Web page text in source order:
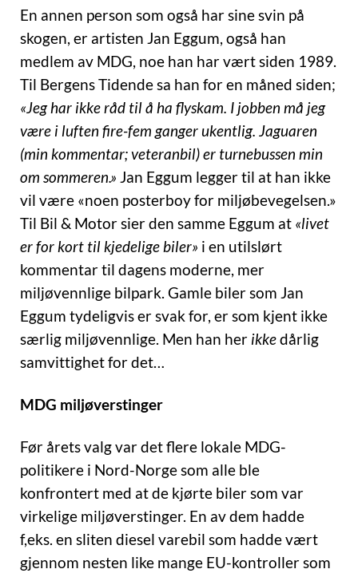
En annen person som også har sine svin på
skogen, er artisten Jan Eggum, også han
medlem av MDG, noe han har vært siden 1989.
Til Bergens Tidende sa han for en måned siden;
«Jeg har ikke råd til å ha flyskam. I jobben må jeg
være i luften fire-fem ganger ukentlig. Jaguaren
(min kommentar; veteranbil) er turnebussen min
om sommeren.» Jan Eggum legger til at han ikke
vil være «noen posterboy for miljøbevegelsen.»
Til Bil & Motor sier den samme Eggum at «livet
er for kort til kjedelige biler» i en utilslørt
kommentar til dagens moderne, mer
miljøvennlige bilpark. Gamle biler som Jan
Eggum tydeligvis er svak for, er som kjent ikke
særlig miljøvennlige. Men han her ikkedårlig
samvittighet for det…
MDG miljøverstinger
Før årets valg var det flere lokale MDG-
politikere i Nord-Norge som alle ble
konfrontert med at de kjørte biler som var
virkelige miljøverstinger. En av dem hadde
f,eks. en sliten diesel varebil som hadde vært
gjennom nesten like mange EU-kontroller som